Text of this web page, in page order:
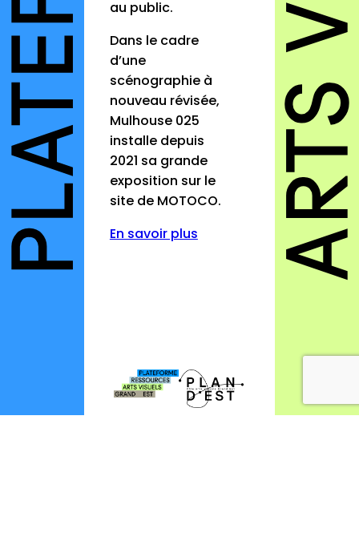
au public.
Dans le cadre
d’une
scénographie à
nouveau révisée,
Mulhouse 025
installe depuis
2021 sa grande
exposition sur le
site de MOTOCO.
En savoir plus